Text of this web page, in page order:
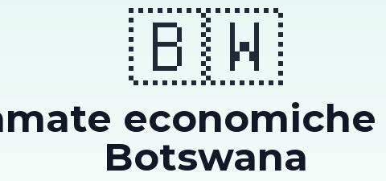
🇧🇼
economiche
Botswana